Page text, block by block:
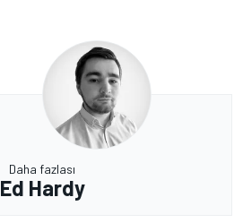
Daha fazlası
Ed Hardy